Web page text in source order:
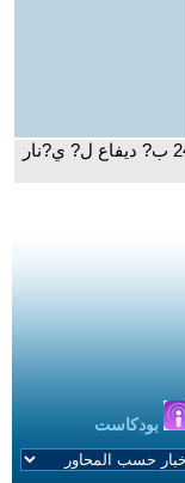
- ووت?ي س?وس?ن س?ليم ل? و?ستاني ب?رد?م س?فار?تي ع?راق ل?ند?ن 24.4.2026 ب? ديفاع ل? ي?نار
بودكاست